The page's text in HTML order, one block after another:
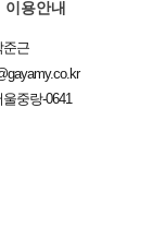
이용안내
준근
중랑-0641